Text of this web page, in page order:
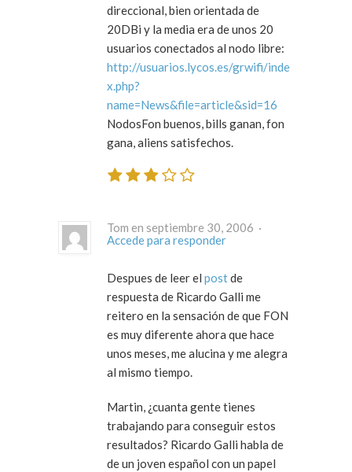
direccional, bien orientada de
20DBi y la media era de unos 20
usuarios conectados al nodo libre:
http://usuarios.lycos.es/grwifi/inde
x.php?
name=News&file=article&sid=16
NodosFon buenos, bills ganan, fon
gana, aliens satisfechos.
Tom en septiembre 30, 2006 ·
Accede para responder
Despues de leer el postde
respuesta de Ricardo Galli me
reitero en la sensación de que FON
es muy diferente ahora que hace
unos meses, me alucina y me alegra
al mismo tiempo.
Martin, ¿cuanta gente tienes
trabajando para conseguir estos
resultados? Ricardo Galli habla de
de un joven español con un papel